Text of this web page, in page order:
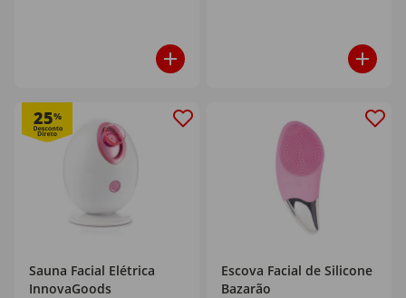
25%
Sauna Facial Elétrica
InnovaGoods
Escova Facial de Silicone
Bazarão